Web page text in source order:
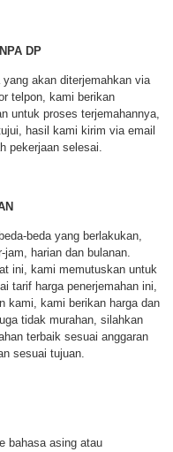
DP
akan diterjemahkan via
telpon, kami berikan
untuk proses terjemahannya,
hasil kami kirim via email
pekerjaan selesai.
beda yang berlakukan,
jam, harian dan bulanan.
ini, kami memutuskan untuk
tarif harga penerjemahan ini,
kami, kami berikan harga dan
tidak murahan, silahkan
terbaik sesuai anggaran
sesuai tujuan.
bahasa asing atau